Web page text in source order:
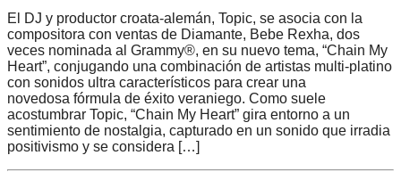
El DJ y productor croata-alemán, Topic, se asocia con la
compositora con ventas de Diamante, Bebe Rexha, dos
veces nominada al Grammy®, en su nuevo tema, “Chain My
Heart”, conjugando una combinación de artistas multi-platino
con sonidos ultra característicos para crear una
novedosa fórmula de éxito veraniego. Como suele
acostumbrar Topic, “Chain My Heart” gira entorno a un
sentimiento de nostalgia, capturado en un sonido que irradia
positivismo y se considera […]